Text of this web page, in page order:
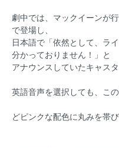
劇中では、マックイーンが
で登場し、
日本語で「依然として、ラ
分かっておりません！」と
アナウンスしていたキャスタ
英語音声を選択しても、こ
どピンクな配色に丸みを帯